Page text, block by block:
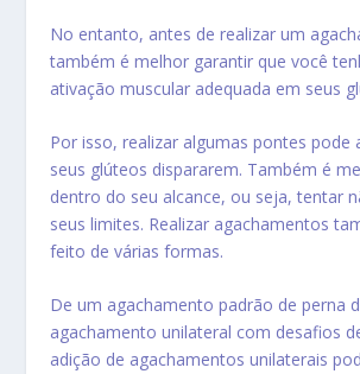
No entanto, antes de realizar um
também é melhor garantir que você
ativação muscular adequada em seus
Por isso, realizar algumas pontes pode
seus glúteos dispararem. Também é
dentro do seu alcance, ou seja, tentar
seus limites. Realizar agachamentos
feito de várias formas.
De um agachamento padrão de perna
agachamento unilateral com desafios
adição de agachamentos unilaterais